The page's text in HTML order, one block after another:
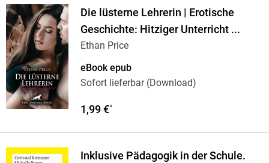
Die lüsterne Lehrerin | Erotische
Geschichte: Hitziger Unterricht ...
Ethan Price
eBook epub
Sofort lieferbar (Download)
1,99 €*
Inklusive Pädagogik in der Schule.